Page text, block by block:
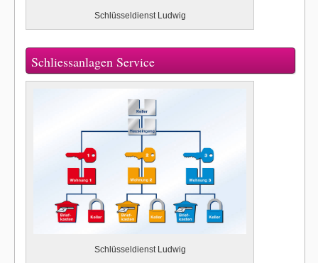
Schlüsseldienst Ludwig
Schliessanlagen Service
Schlüsseldienst Ludwig